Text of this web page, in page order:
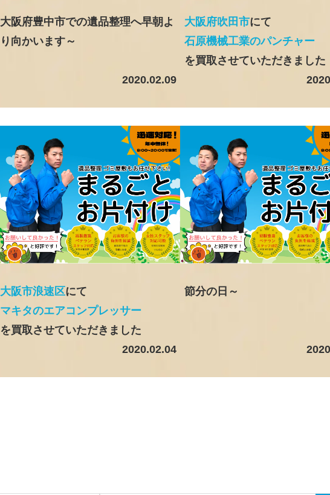
大阪府豊中市での遺品整理へ早朝よ
り向かいます～
2020.02.09
大阪府吹田市にて
石原機械工業のパンチャー
を買取させていただきました
大阪市浪速区にて
マキタのエアコンプレッサー
を買取させていただきました
2020.02.04
節分の日～